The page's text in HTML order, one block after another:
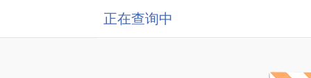
正在查询中